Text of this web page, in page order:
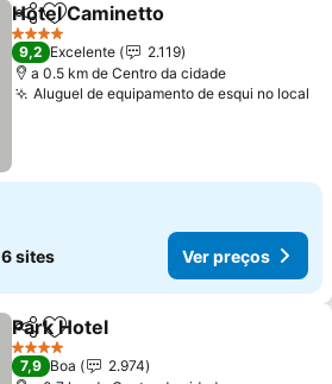
PartilharAdicionar aos favoritos
Hotel Caminetto
4 Estrelas
9,2 Excelente
2.119
a 0.5 km de Centro da cidade
Aluguel de equipamento de esqui no local
6 sites Ver preços
PartilharAdicionar aos favoritos
Park Hotel
4 Estrelas
7,9 Boa
2.974